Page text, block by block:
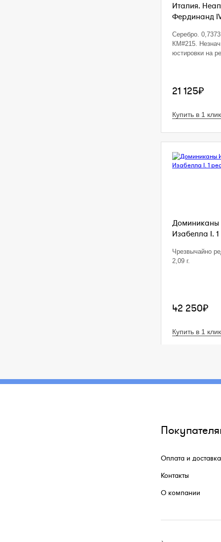
Италия.
Фердинанд
Серебро.
КМ#215.
юстировки на
21 125₽
Купить в 1 клик
Доминиканы
Изабелла I. 1
Чрезвычайно
2,09 г.
42 250₽
Купить в 1 клик
Оплата и доставка
Контакты
О компании